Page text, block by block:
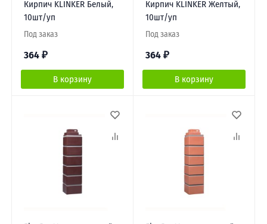
Кирпич KLINKER Белый,
10шт/уп
Под заказ
364 ₽
В корзину
Кирпич KLINKER Желтый,
10шт/уп
Под заказ
364 ₽
В корзину